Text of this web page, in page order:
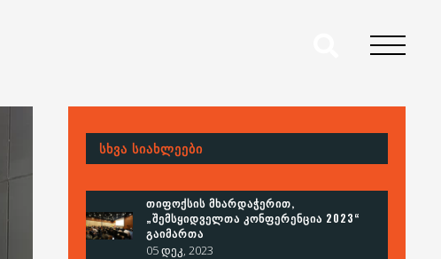
ᲡᲮᲕᲐ ᲡᲘᲐᲮᲚᲔᲔᲑᲘ
ᲗᲘᲤᲝᲥᲡᲘᲡ ᲛᲮᲐᲠᲓᲐᲭᲔᲠᲘᲗ,
„ᲨᲔᲛᲡᲧᲘᲓᲕᲔᲚᲗᲐ ᲙᲝᲜᲤᲔᲠᲔᲜᲪᲘᲐ 2023“
ᲒᲐᲘᲛᲐᲠᲗᲐ
05 დეკ, 2023